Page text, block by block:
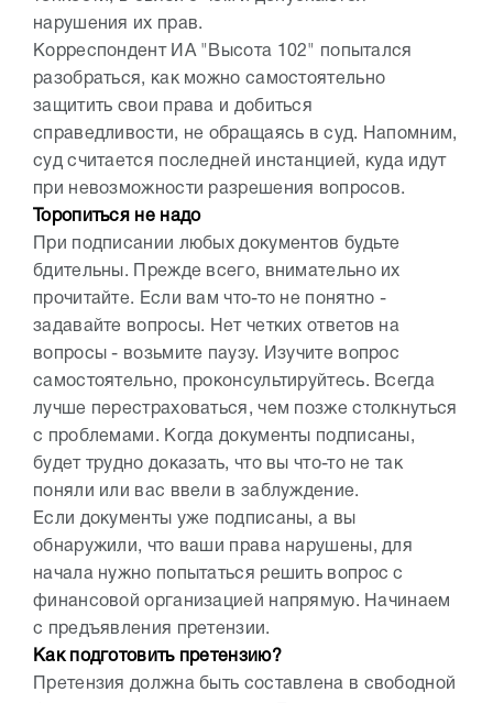
нарушения их прав.
Корреспондент ИА "Высота 102" попытался
разобраться, как можно самостоятельно
защитить свои права и добиться
справедливости, не обращаясь в суд. Напомним,
суд считается последней инстанцией, куда идут
при невозможности разрешения вопросов.
Торопиться не надо
При подписании любых документов будьте
бдительны. Прежде всего, внимательно их
прочитайте. Если вам что-то не понятно -
задавайте вопросы. Нет четких ответов на
вопросы - возьмите паузу. Изучите вопрос
самостоятельно, проконсультируйтесь. Всегда
лучше перестраховаться, чем позже столкнуться
с проблемами. Когда документы подписаны,
будет трудно доказать, что вы что-то не так
поняли или вас ввели в заблуждение.
Если документы уже подписаны, а вы
обнаружили, что ваши права нарушены, для
начала нужно попытаться решить вопрос с
финансовой организацией напрямую. Начинаем
с предъявления претензии.
Как подготовить претензию?
Претензия должна быть составлена в свободной